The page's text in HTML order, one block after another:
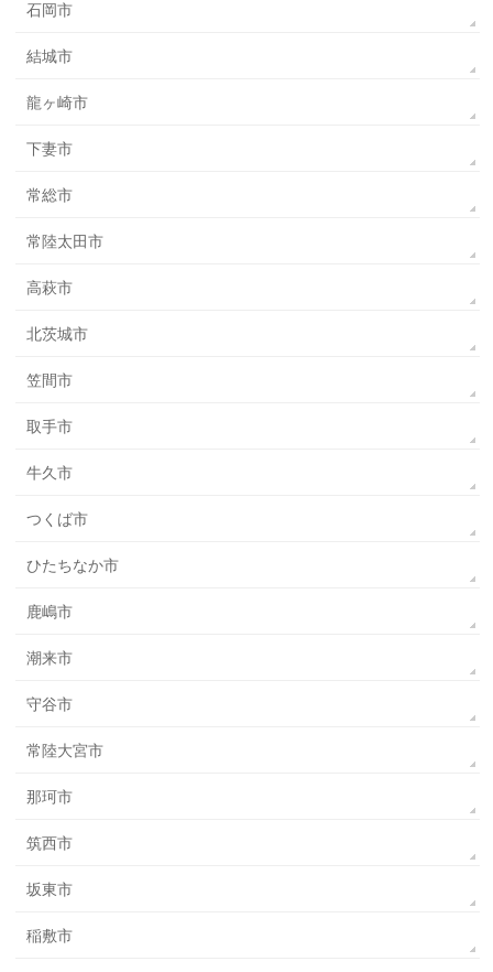
石岡市
結城市
龍ヶ崎市
下妻市
常総市
常陸太田市
高萩市
北茨城市
笠間市
取手市
牛久市
つくば市
ひたちなか市
鹿嶋市
潮来市
守谷市
常陸大宮市
那珂市
筑西市
坂東市
稲敷市